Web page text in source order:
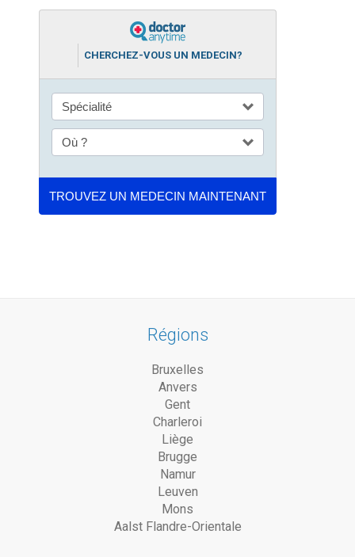
CHERCHEZ-VOUS UN MEDECIN?
Régions
Bruxelles
Anvers
Gent
Charleroi
Liège
Brugge
Namur
Leuven
Mons
Aalst Flandre-Orientale